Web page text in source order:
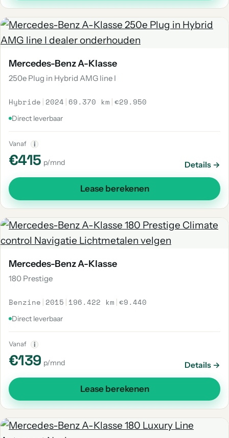
Mercedes-Benz A-Klasse
250e Plug in Hybrid AMG line I
Hybride | 2024 | 69.370 km |€29.950
Direct leverbaar
Vanaf i
€415 p/mnd Details →
Lease berekenen
Mercedes-Benz A-Klasse
180 Prestige
Benzine | 2015 | 196.422 km |€9.440
Direct leverbaar
Vanaf i
€139 p/mnd Details →
Lease berekenen